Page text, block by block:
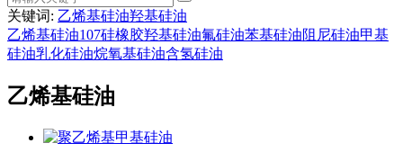
关键词: 乙烯基硅油羟基硅油
乙烯基硅油107硅橡胶羟基硅油氟硅油苯基硅油阻尼硅油甲基
硅油乳化硅油烷氧基硅油含氢硅油
乙烯基硅油